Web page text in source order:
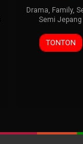
Drama, Family,
Semi Jepang
TONTON